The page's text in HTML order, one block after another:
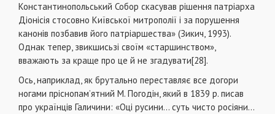
Константинопольський Собор скасував рішення патріарха
Діонісія стосовно Київської митрополії і за порушення
канонів позбавив його патріаршества» (Зикич, 1993).
Однак тепер, звикшисьзі своїм «старшинством»,
вважають за краще про це й не згадувати[28].
Ось, наприклад, як брутально переставляє все догори
ногами пріснопам’ятний М. Погодін, який в 1839 р. писав
про українців Галичини: «Оці русини... суть чисто росіяни...